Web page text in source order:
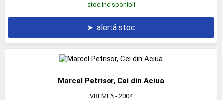
stoc indisponibil
➤ alertă stoc
Marcel Petrisor, Cei din Aciua
VREMEA- 2004